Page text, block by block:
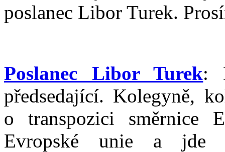
poslanec Libor Turek.
Poslanec Libor Turek:
předsedající. Kolegyně,
o transpozici směrnice
Evropské unie a jde